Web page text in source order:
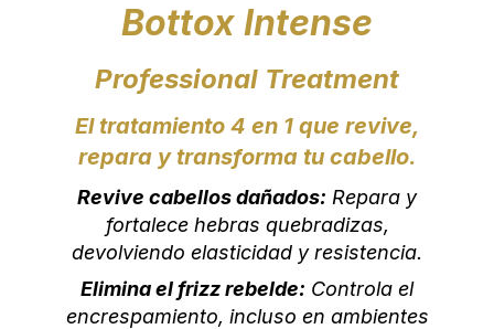
Bottox Intense
Professional Treatment
El tratamiento 4 en 1 que revive,
repara y transforma tu cabello.
Revive cabellos dañados: Repara y
fortalece hebras quebradizas,
devolviendo elasticidad y resistencia.
Elimina el frizz rebelde: Controla el
encrespamiento, incluso en ambientes